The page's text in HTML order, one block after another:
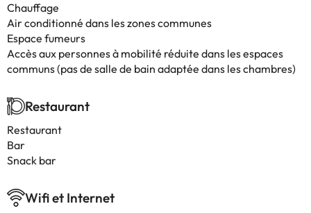
Chauffage
Air conditionné dans les zones communes
Espace fumeurs
Accès aux personnes à mobilité réduite dans les espaces
communs (pas de salle de bain adaptée dans les chambres)
Restaurant
Restaurant
Bar
Snack bar
Wifi et Internet